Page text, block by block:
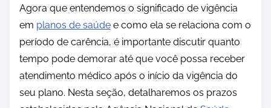
Agora que entendemos o significado de vigência
em planos de saúde e como ela se relaciona com o
período de carência, é importante discutir quanto
tempo pode demorar até que você possa receber
atendimento médico após o início da vigência do
seu plano. Nesta seção, detalharemos os prazos